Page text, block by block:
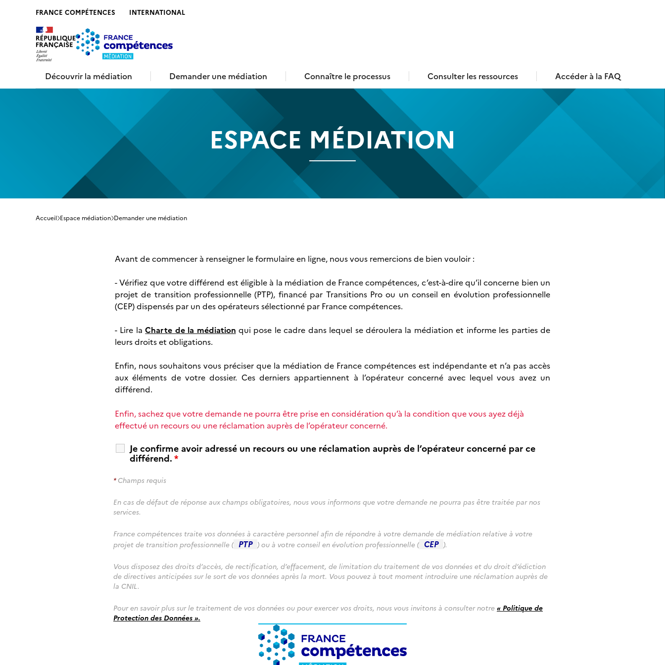
FRANCE COMPÉTENCES INTERNATIONAL
Découvrir la médiation Demander une médiation Connaître le processus Consulter les ressources Accéder à la FAQ
ESPACE MÉDIATION
Accueil Espace médiation Demander une médiation
Avant de commencer à renseigner le formulaire en ligne, nous vous remercions de bien vouloir :
- Vérifiez que votre différend est éligible à la médiation de France compétences, c’est-à-dire qu’il concerne bien un
projet de transition professionnelle (PTP), financé par Transitions Pro ou un conseil en évolution professionnelle
(CEP) dispensés par un des opérateurs sélectionné par France compétences.
- Lire laCharte de la médiation qui pose le cadre dans lequel se déroulera la médiation et informe les parties de
leurs droits et obligations.
Enfin, nous souhaitons vous préciser que la médiation de France compétences est indépendante et n’a pas accès
aux éléments de votre dossier. Ces derniers appartiennent à l’opérateur concerné avec lequel vous avez un
différend.
Enfin, sachez que votre demande ne pourra être prise en considération qu’à la condition que vous ayez déjà
effectué un recours ou une réclamation auprès de l’opérateur concerné.
Je confirme avoir adressé un recours ou une réclamation auprès de l’opérateur concerné par ce
différend.*
*Champs requis
En cas de défaut de réponse aux champs obligatoires, nous vous informons que votre demande ne pourra pas être traitée par nos
services.
France compétences traite vos données à caractère personnel afin de répondre à votre demande de médiation relative à votre
projet de transition professionnelle ( PTP ) ou à votre conseil en évolution professionnelle ( CEP ).
Vous disposez des droits d’accès, de rectification, d’effacement, de limitation du traitement de vos données et du droit d’édiction
de directives anticipées sur le sort de vos données après la mort. Vous pouvez à tout moment introduire une réclamation auprès de
la CNIL.
Pour en savoir plus sur le traitement de vos données ou pour exercer vos droits, nous vous invitons à consulter notre« Politique de
Protection des Données ».